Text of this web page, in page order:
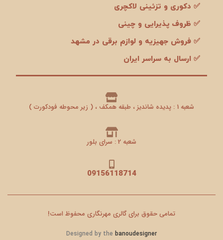
✅ دکوری و تزئینی لاکچری
✅ ظروف پذیرایی و چینی
✅ فروش جهیزیه و لوازم برقی در مشهد
✅ ارسال به سراسر ایران
شعبه 1 : پدیده شاندیز ، طبقه همکف ، ( زیر محوطه فودکورت )
شعبه 2 : سرای بلور
09156118714
تمامی حقوق برای گالری مهرنگاری محفوظ است!
Designed by the banoudesigner